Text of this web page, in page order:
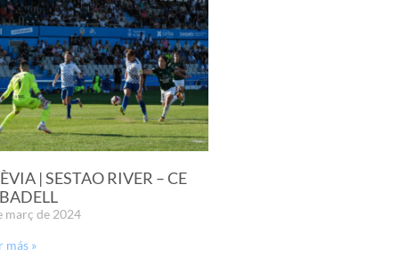
| SESTAO RIVER – CE
març de 2024
más »